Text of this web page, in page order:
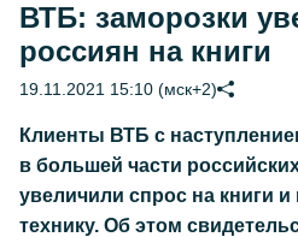
ВТБ: заморозки
россиян на книги
19.11.2021 15:10 (мск+2)
Клиенты ВТБ с
в большей части
увеличили спрос на книги
технику. Об этом